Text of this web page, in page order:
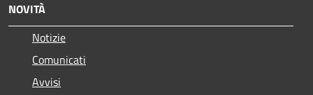
NOVITÀ
Notizie
Comunicati
Avvisi